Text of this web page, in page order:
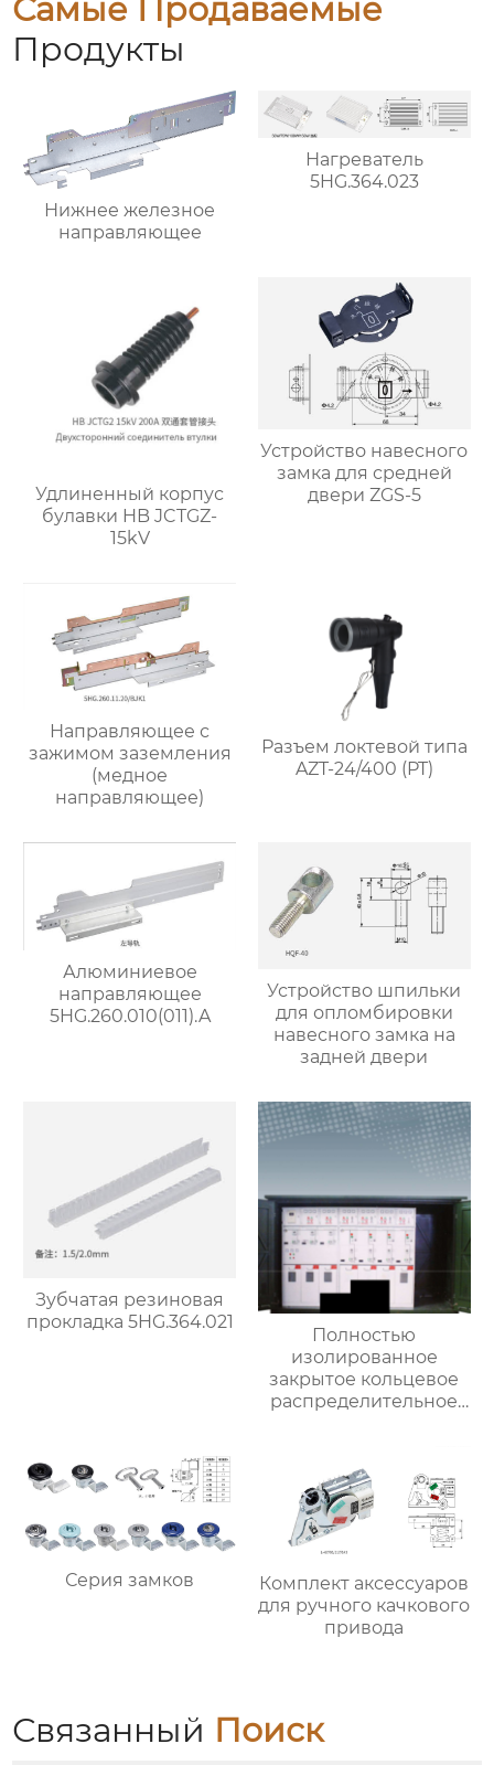
Самые Продаваемые
Продукты
Нижнее железное
направляющее
Нагреватель
5HG.364.023
Удлиненный корпус
булавки HB JCTGZ-
15kV
Устройство навесного
замка для средней
двери ZGS-5
Направляющее с
зажимом заземления
(медное
направляющее)
Разъем локтевой типа
AZT-24/400 (PT)
Алюминиевое
направляющее
5HG.260.010(011).A
Устройство шпильки
для опломбировки
навесного замка на
задней двери
Зубчатая резиновая
прокладка 5HG.364.021
Полностью
изолированное
закрытое кольцевое
распределительное
Серия замков
Комплект аксессуаров
для ручного качкового
привода
Связанный Поиск